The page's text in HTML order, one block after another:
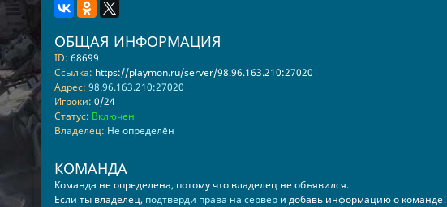
ОБЩАЯ ИНФОРМАЦИЯ
ID: 68699
Ссылка: https://playmon.ru/server/98.96.163.210:27020
Адрес: 98.96.163.210:27020
Игроки: 0/24
Статус: Включен
Владелец: Не определён
КОМАНДА
Команда не определена, потому что владелец не объявился.
Если ты владелец, подтверди права на сервери добавь информацию о команде!